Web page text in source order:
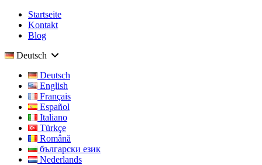
Startseite
Kontakt
Blog
Deutsch
Deutsch
English
Français
Español
Italiano
Türkçe
Română
български език
Nederlands